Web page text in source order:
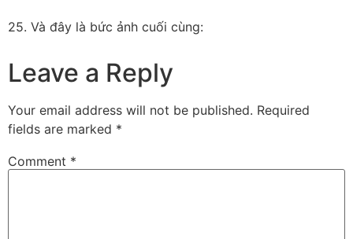
25. Và đây là bức ảnh cuối cùng:
Leave a Reply
Your email address will not be published. Required
fields are marked *
Comment *